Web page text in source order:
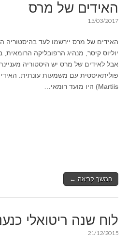
האידים של מרס
15/03/2017
האידים של מרס יירשמו לעד בהיסטוריה
אבל לאידים של מרס יש היסטוריה
Martiis) היו מועד רומאי…
המשך קריאה ←
לוח שנה ריטואלי
21/12/2015